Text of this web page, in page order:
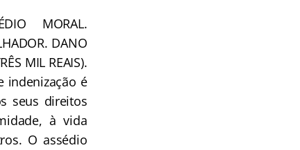
MORAL.
DANO
MIL REAIS).
indenização é
seus direitos
à vida
O assédio